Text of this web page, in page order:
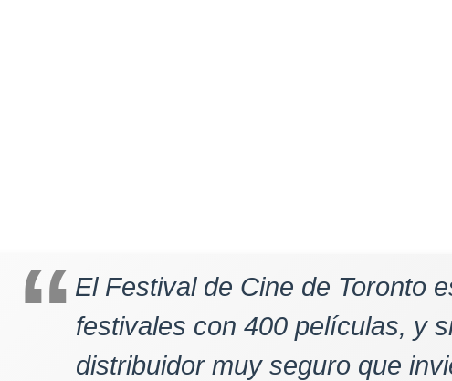
El Festival de Cine de Toronto
festivales con 400 películas, y
distribuidor muy seguro que